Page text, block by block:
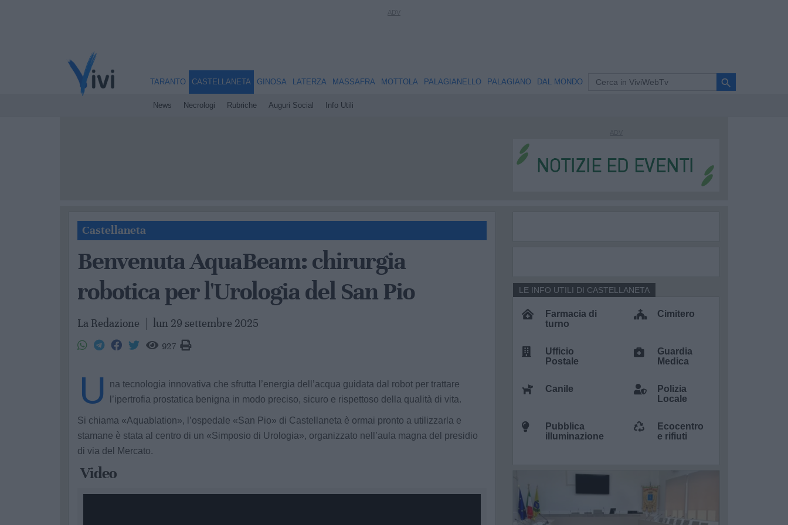
TARANTO CASTELLANETA
News Necrologi Rubriche Auguri Social Info Utili
GINOSA LATERZA MASSAFRA MOTTOLA PALAGIANELLO PALAGIANO DAL MONDO search
Castellaneta
Benvenuta AquaBeam: chirurgia
robotica per l'Urologia del San Pio
La Redazione lun 29 settembre 2025
927
U
na tecnologia innovativa che sfrutta l’energia dell’acqua guidata dal robot per trattare
l’ipertrofia prostatica benigna in modo preciso, sicuro e rispettoso della qualità di vita.
Si chiama «Aquablation», l’ospedale «San Pio» di Castellaneta è ormai pronto a utilizzarla e
stamane è stata al centro di un «Simposio di Urologia», organizzato nell’aula magna del presidio
di via del Mercato.
Video
Farmacia di
turno
Cimitero
Ufficio
Postale
Guardia
Medica
Canile
Polizia
Locale
Pubblica
illuminazione
Ecocentro
e rifiuti
LE INFO UTILI DI CASTELLANETA